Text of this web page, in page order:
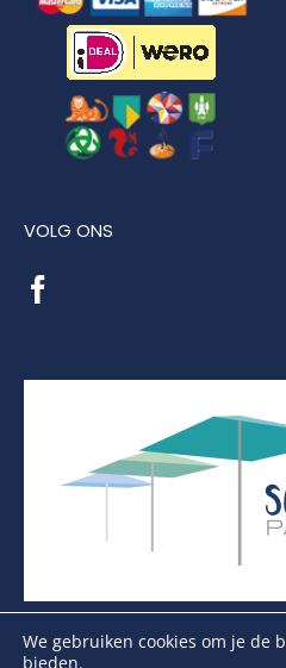
VOLG ONS
We gebruiken cookies om je de
bieden.